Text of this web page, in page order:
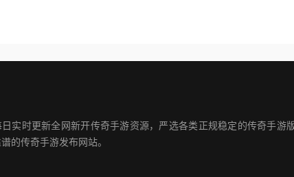
实时更新全网新开传奇手游资源，严选各类正规稳定的传奇手游
的传奇手游发布网站。